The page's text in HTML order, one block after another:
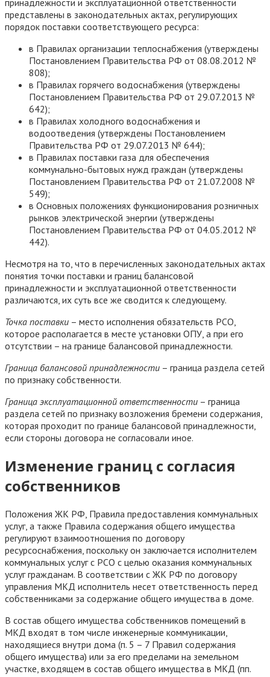
принадлежности и эксплуатационной ответственности
представлены в законодательных актах, регулирующих
порядок поставки соответствующего ресурса:
в Правилах организации теплоснабжения (утверждены
Постановлением Правительства РФ от 08.08.2012 №
808);
в Правилах горячего водоснабжения (утверждены
Постановлением Правительства РФ от 29.07.2013 №
642);
в Правилах холодного водоснабжения и
водоотведения (утверждены Постановлением
Правительства РФ от 29.07.2013 № 644);
в Правилах поставки газа для обеспечения
коммунально-бытовых нужд граждан (утверждены
Постановлением Правительства РФ от 21.07.2008 №
549);
в Основных положениях функционирования розничных
рынков электрической энергии (утверждены
Постановлением Правительства РФ от 04.05.2012 №
442).
Несмотря на то, что в перечисленных законодательных актах
понятия точки поставки и границ балансовой
принадлежности и эксплуатационной ответственности
различаются, их суть все же сводится к следующему.
Точка поставки – место исполнения обязательств РСО,
которое располагается в месте установки ОПУ, а при его
отсутствии – на границе балансовой принадлежности.
Граница балансовой принадлежности – граница раздела сетей
по признаку собственности.
Граница эксплуатационной ответственности – граница
раздела сетей по признаку возложения бремени содержания,
которая проходит по границе балансовой принадлежности,
если стороны договора не согласовали иное.
Изменение границ с согласия
собственников
Положения ЖК РФ, Правила предоставления коммунальных
услуг, а также Правила содержания общего имущества
регулируют взаимоотношения по договору
ресурсоснабжения, поскольку он заключается исполнителем
коммунальных услуг с РСО с целью оказания коммунальных
услуг гражданам. В соответствии с ЖК РФ по договору
управления МКД исполнитель несет ответственность перед
собственниками за содержание общего имущества в доме.
В состав общего имущества собственников помещений в
МКД входят в том числе инженерные коммуникации,
находящиеся внутри дома (п. 5 – 7 Правил содержания
общего имущества) или за его пределами на земельном
участке, входящем в состав общего имущества в МКД (пп.